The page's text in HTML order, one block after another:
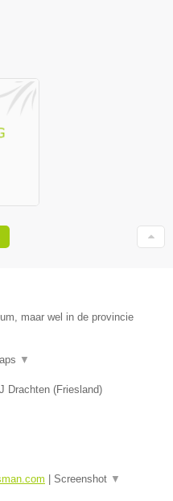
maar wel in de provincie
▼
Drachten (Friesland)
Screenshot ▼